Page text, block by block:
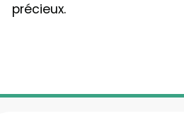
précieux.